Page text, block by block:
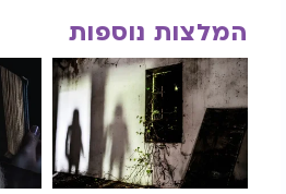
המלצות נוספות